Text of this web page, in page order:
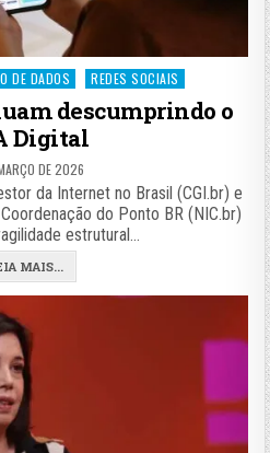
DE DADOS REDES SOCIAIS
descumprindo o
Digital
DE 2026
da Internet no Brasil (CGI.br) e
do Ponto BR (NIC.br)
estrutural…
MAIS...